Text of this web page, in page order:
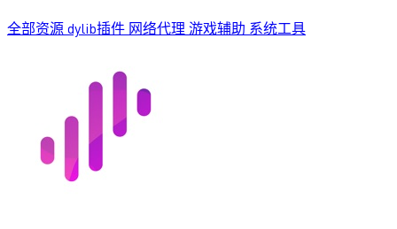
全部资源 dylib插件 网络代理 游戏辅助 系统工具